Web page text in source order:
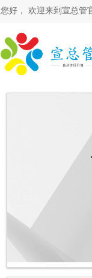
您好， 欢迎来到宣总管